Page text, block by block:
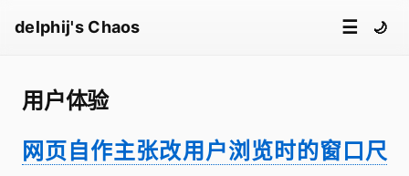
delphij's Chaos ☰ 🌙
用户体验
网页自作主张改用户浏览时的窗口尺